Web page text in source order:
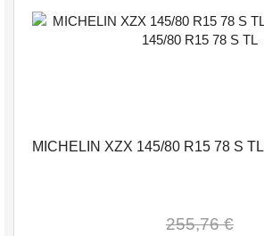
MICHELIN XZX 145/80 R15 78 S TL
255,76 €